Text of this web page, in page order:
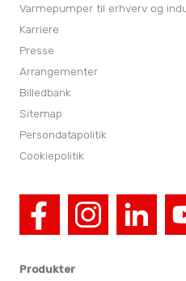
Produkter
Varmepumper til erhverv og
Karriere
Presse
Arrangementer
Billedbank
Sitemap
Persondatapolitik
Cookiepolitik